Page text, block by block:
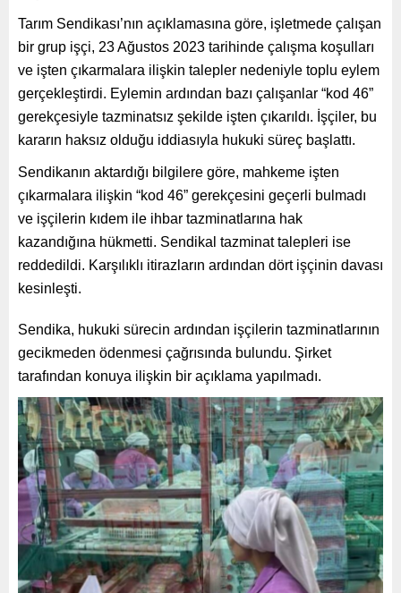
Tarım Sendikası’nın açıklamasına göre, işletmede çalışan
bir grup işçi, 23 Ağustos 2023 tarihinde çalışma koşulları
ve işten çıkarmalara ilişkin talepler nedeniyle toplu eylem
gerçekleştirdi. Eylemin ardından bazı çalışanlar “kod 46”
gerekçesiyle tazminatsız şekilde işten çıkarıldı. İşçiler, bu
kararın haksız olduğu iddiasıyla hukuki süreç başlattı.
Sendikanın aktardığı bilgilere göre, mahkeme işten
çıkarmalara ilişkin “kod 46” gerekçesini geçerli bulmadı
ve işçilerin kıdem ile ihbar tazminatlarına hak
kazandığına hükmetti. Sendikal tazminat talepleri ise
reddedildi. Karşılıklı itirazların ardından dört işçinin davası
kesinleşti.
Sendika, hukuki sürecin ardından işçilerin tazminatlarının
gecikmeden ödenmesi çağrısında bulundu. Şirket
tarafından konuya ilişkin bir açıklama yapılmadı.